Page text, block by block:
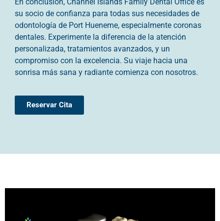
En conclusión, Channel Islands Family Dental Office es
su socio de confianza para todas sus necesidades de
odontología de Port Hueneme, especialmente coronas
dentales. Experimente la diferencia de la atención
personalizada, tratamientos avanzados, y un
compromiso con la excelencia. Su viaje hacia una
sonrisa más sana y radiante comienza con nosotros.
Reservar Cita